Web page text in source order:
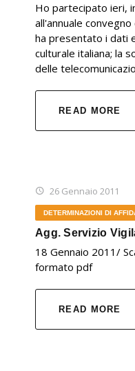
Ho partecipato ieri,
all'annuale
ha presentato i dati
culturale italiana; la
delle
READ MORE
26 Gennaio 2011
DETERMINAZIONI DI
Agg. Servizio
18 Gennaio 2011/
formato pdf
READ MORE